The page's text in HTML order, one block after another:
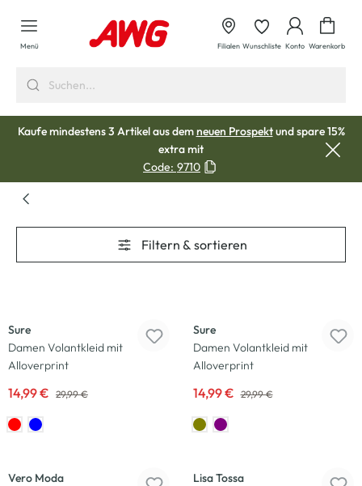
springen
Menü Filialen Wunschliste Konto Warenkorb
Kaufe mindestens 3 Artikel aus demneuen Prospektund spare 15%
extra mit
Code: 9710
Filtern & sortieren
Sure
Damen Volantkleid mit
Alloverprint
14,99 € 29,99 €
Sure
Damen Volantkleid mit
Alloverprint
14,99 € 29,99 €
Vero Moda
Lisa Tossa